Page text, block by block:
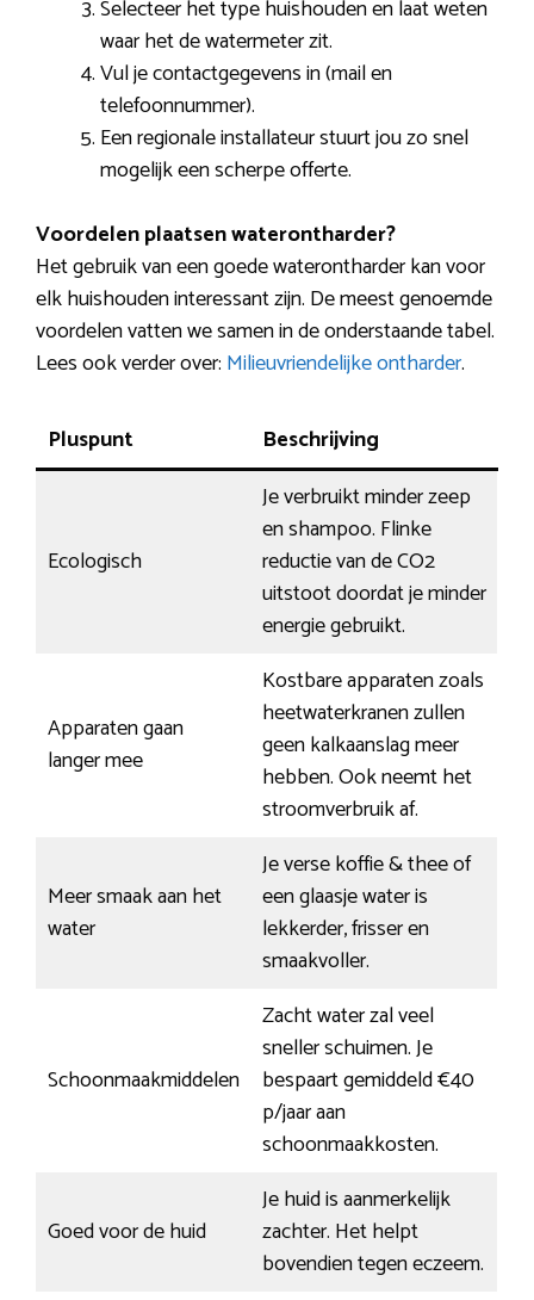
Selecteer het type huishouden en laat weten
waar het de watermeter zit.
Vul je contactgegevens in (mail en
telefoonnummer).
Een regionale installateur stuurt jou zo snel
mogelijk een scherpe offerte.
Voordelen plaatsen waterontharder?
Het gebruik van een goede waterontharder kan voor
elk huishouden interessant zijn. De meest genoemde
voordelen vatten we samen in de onderstaande tabel.
Lees ook verder over: Milieuvriendelijke ontharder.
Pluspunt Beschrijving
Ecologisch
Je verbruikt minder zeep
en shampoo. Flinke
reductie van de CO2
uitstoot doordat je minder
energie gebruikt.
Apparaten gaan
langer mee
Kostbare apparaten zoals
heetwaterkranen zullen
geen kalkaanslag meer
hebben. Ook neemt het
stroomverbruik af.
Meer smaak aan het
water
Je verse koffie & thee of
een glaasje water is
lekkerder, frisser en
smaakvoller.
Schoonmaakmiddelen
Zacht water zal veel
sneller schuimen. Je
bespaart gemiddeld €40
p/jaar aan
schoonmaakkosten.
Goed voor de huid
Je huid is aanmerkelijk
zachter. Het helpt
bovendien tegen eczeem.